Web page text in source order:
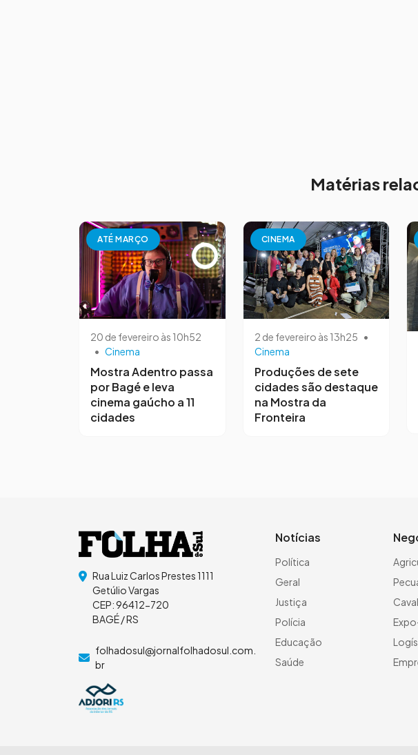
Matérias
ATÉ MARÇO
20 de fevereiro às 10h52
• Cinema
Mostra Adentro passa
por Bagé e leva
cinema gaúcho a 11
cidades
CINEMA
2 de fevereiro às 13h25 •
Cinema
Produções de sete
cidades são destaque
na Mostra da
Fronteira
Rua Luiz Carlos Prestes 1111
Getúlio Vargas
CEP: 96412-720
BAGÉ / RS
folhadosul@jornalfolhadosul.com.
br
Notícias
Política
Geral
Justiça
Polícia
Educação
Saúde